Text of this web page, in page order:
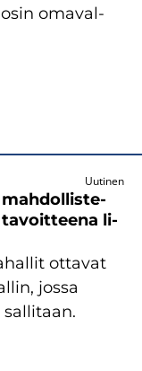
oma­val­
Uutinen
mah­dol­lis­te­
ta­voit­tee­na li­
ot­ta­vat
jossa